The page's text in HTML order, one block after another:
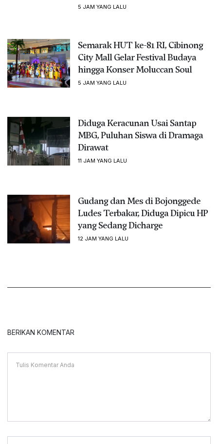
5 JAM YANG LALU
Semarak HUT ke-81 RI, Cibinong
City Mall Gelar Festival Budaya
hingga Konser Moluccan Soul
5 JAM YANG LALU
Diduga Keracunan Usai Santap
MBG, Puluhan Siswa di Dramaga
Dirawat
11 JAM YANG LALU
Gudang dan Mes di Bojonggede
Ludes Terbakar, Diduga Dipicu HP
yang Sedang Dicharge
12 JAM YANG LALU
BERIKAN KOMENTAR